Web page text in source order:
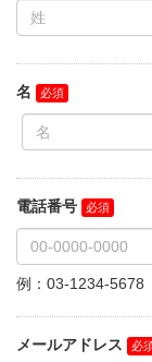
名
電話番号
例：03-1234-5678
メールアドレス